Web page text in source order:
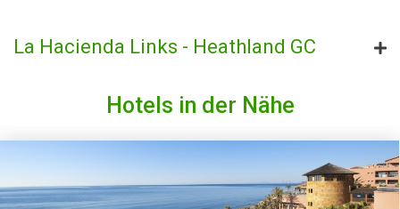
La Hacienda Links - Heathland GC
Hotels in der Nähe